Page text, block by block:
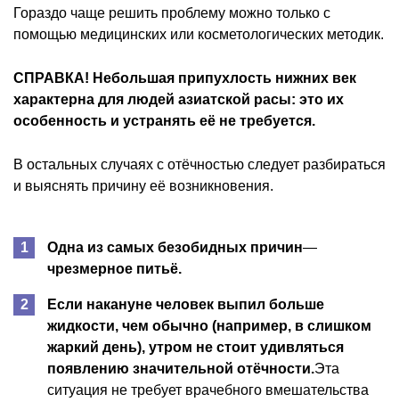
Гораздо чаще решить проблему можно только с
помощью медицинских или косметологических методик.
СПРАВКА! Небольшая припухлость нижних век
характерна для людей азиатской расы: это их
особенность и устранять её не требуется.
В остальных случаях с отёчностью следует разбираться
и выяснять причину её возникновения.
Одна из самых безобидных причин—
чрезмерное питьё.
Если накануне человек выпил больше
жидкости, чем обычно (например, в слишком
жаркий день), утром не стоит удивляться
появлению значительной отёчности.Эта
ситуация не требует врачебного вмешательства